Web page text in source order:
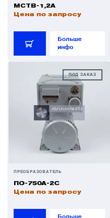
МСТВ-1,2А
Цена по запросу
Больше
инфо
ПОД ЗАКАЗ
ПРЕОБРАЗОВАТЕЛЬ
ПО-750А-2С
Цена по запросу